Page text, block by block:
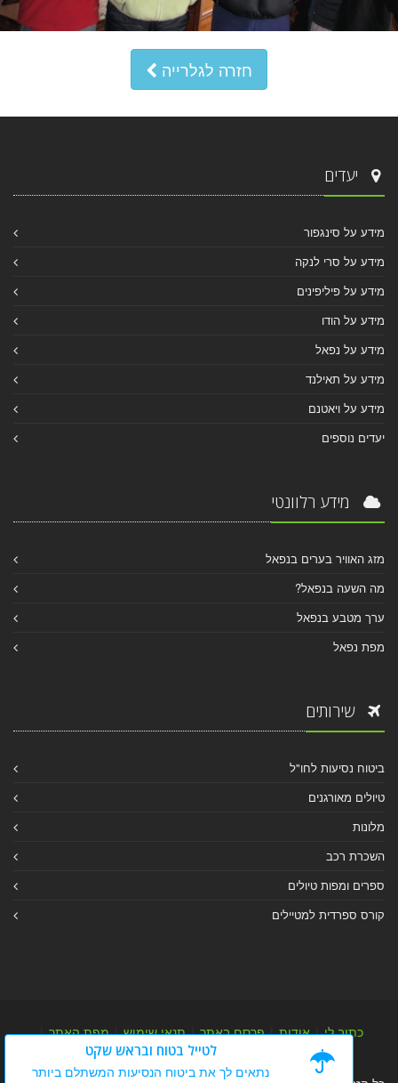
חזרה לגלרייה
יעדים
מידע על סינגפור
מידע על סרי לנקה
מידע על פיליפינים
מידע על הודו
מידע על נפאל
מידע על תאילנד
מידע על ויאטנם
יעדים נוספים
מידע רלוונטי
מזג האוויר בערים בנפאל
מה השעה בנפאל?
ערך מטבע בנפאל
מפת נפאל
שירותים
ביטוח נסיעות לחו"ל
טיולים מאורגנים
מלונות
השכרת רכב
ספרים ומפות טיולים
קורס ספרדית למטיילים
כתוב לי|אודות|פרסם באתר|תנאי שימוש|מפת האתר|
מפת אלבום|מפת מאמרי מידע
לטייל בטוח ובראש שקט
נתאים לך את ביטוח הנסיעות המשתלם ביותר